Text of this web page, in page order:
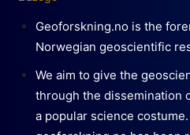
Geoforskning.no is the
Norwegian geoscientific
We aim to give the
through the dissemination
a popular science